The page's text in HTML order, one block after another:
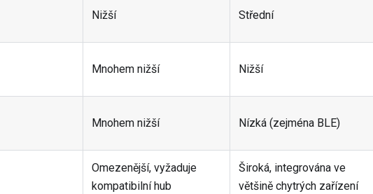
Nižší Střední
Mnohem nižší Nižší
Mnohem nižší Nízká (zejména BLE)
Omezenější, vyžaduje
kompatibilní hub
Široká, integrována ve
většině chytrých zařízení